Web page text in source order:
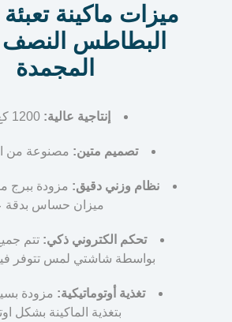
ميزات ماكينة
البطاطس النصف
المجمدة
إنتاجية عالية:
تصميم متين: مصنوعة من
نظام وزني دقيق:
ميزان حساس بدقة
تحكم الكتروني ذكي: تتم
بواسطة شاشتي لمس تتوفر
تغذية أوتوماتيكية: مزودة
بتغذية الماكينة بشكل